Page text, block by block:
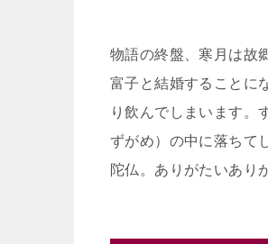
物語の終盤、寒月は故
富子と結婚することに
り飲んでしまいます。
ずがめ）の中に落ちて
陀仏。ありがたいあり